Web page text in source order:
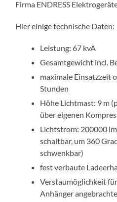
Firma ENDRESS
Hier einige technische Daten:
Leistung: 67 kvA
Gesamtgewicht incl.
maximale Einsatzzeit
Stunden
Höhe Lichtmast: 9 m
über eigenen
Lichtstrom: 200000
schaltbar, um 360
schwenkbar)
fest verbaute
Verstaumöglichkeit
Anhänger